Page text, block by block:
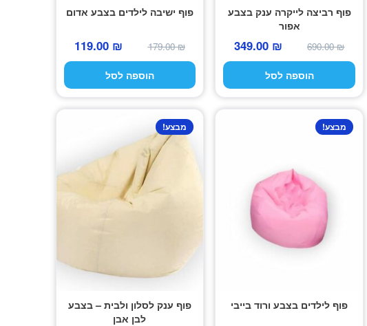
פוף רביצה לייקרה ענק בצבע
אפור
690.00₪
המחיר
המקורי
היה:
349.00 ₪
המחיר
הנוכחי
הוא:
הוספה לסל
פוף ישיבה לילדים בצבע אדום
179.00₪
המחיר
המקורי
היה:
119.00 ₪
המחיר
הנוכחי
הוא:
הוספה לסל
פוף לילדים בצבע ורוד בייבי
מבצע!
פוף ענק לסלון ולבית – בצבע
לבן אבן
מבצע!